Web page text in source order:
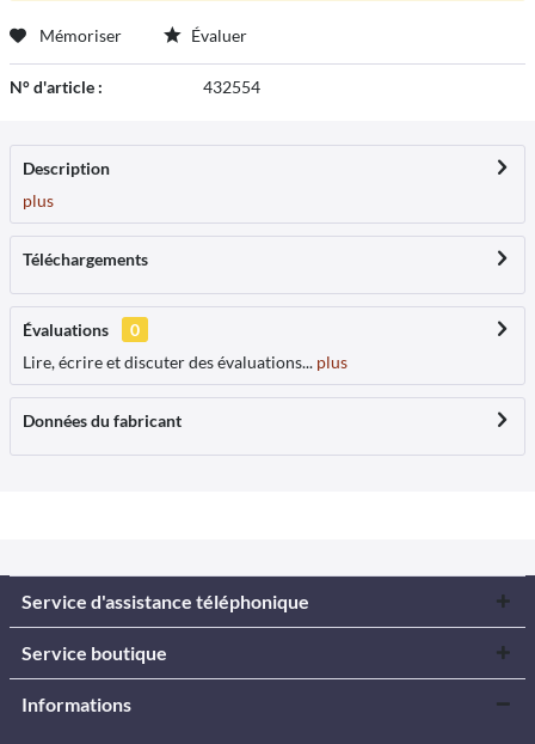
Mémoriser Évaluer
N° d'article : 432554
Description
plus
Téléchargements
Évaluations
0
Lire, écrire et discuter des évaluations... plus
Données du fabricant
Service d'assistance téléphonique
Service boutique
Informations